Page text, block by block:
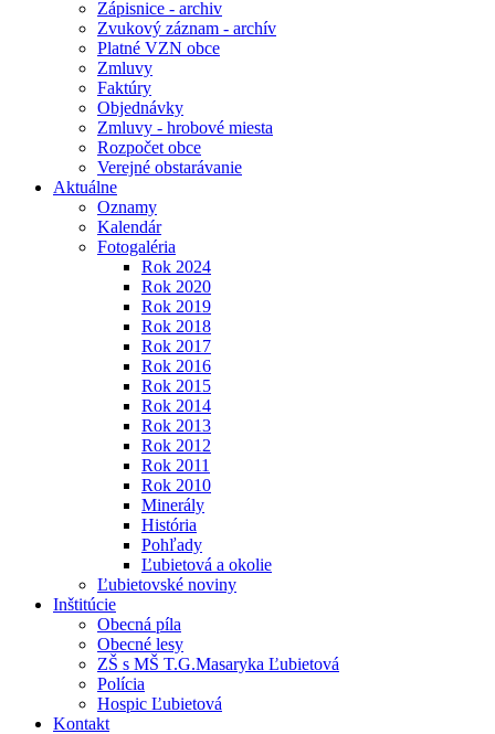
Zápisnice - archiv
Zvukový záznam - archív
Platné VZN obce
Zmluvy
Faktúry
Objednávky
Zmluvy - hrobové miesta
Rozpočet obce
Verejné obstarávanie
Aktuálne
Oznamy
Kalendár
Fotogaléria
Rok 2024
Rok 2020
Rok 2019
Rok 2018
Rok 2017
Rok 2016
Rok 2015
Rok 2014
Rok 2013
Rok 2012
Rok 2011
Rok 2010
Minerály
História
Pohľady
Ľubietová a okolie
Ľubietovské noviny
Inštitúcie
Obecná píla
Obecné lesy
ZŠ s MŠ T.G.Masaryka Ľubietová
Polícia
Hospic Ľubietová
Kontakt